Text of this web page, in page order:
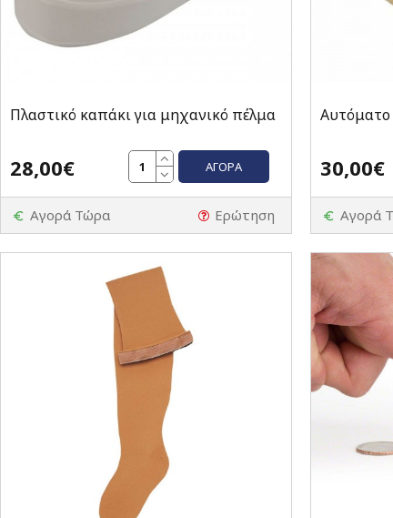
Πλαστικό καπάκι για μηχανικό πέλμα
28,00€ ΑΓΟΡΆ
Αγορά Τώρα Ερώτηση
30,00€
Αγορά